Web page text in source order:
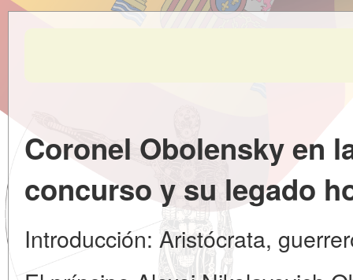
Coronel Obolensky en
concurso y su legado
Introducción: Aristócrata,